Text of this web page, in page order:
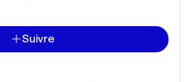
Suivre